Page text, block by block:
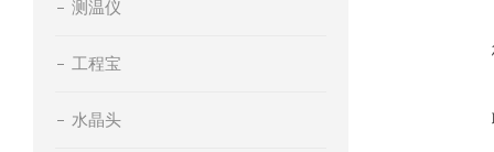
测温仪
工程宝
水晶头